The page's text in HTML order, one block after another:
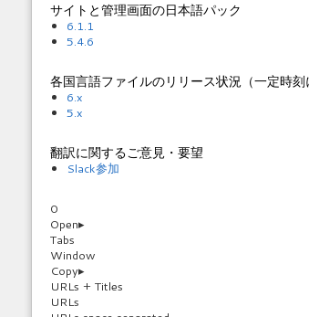
サイトと管理画面の日本語パック
6.1.1
5.4.6
各国言語ファイルのリリース状況（一定時刻
6.x
5.x
翻訳に関するご意見・要望
Slack参加
0
Open▸
Tabs
Window
Copy▸
URLs + Titles
URLs